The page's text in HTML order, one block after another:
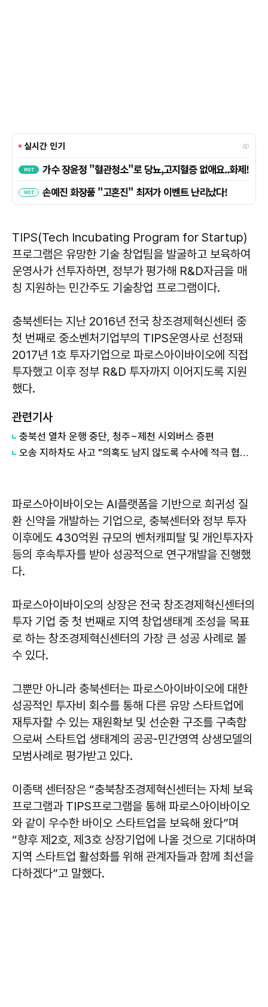
TIPS(Tech Incubating Program for Startup)
프로그램은 유망한 기술 창업팀을 발굴하고 보육하여
운영사가 선투자하면, 정부가 평가해 R&D자금을 매
칭 지원하는 민간주도 기술창업 프로그램이다.
충북센터는 지난 2016년 전국 창조경제혁신센터 중
첫 번째로 중소벤처기업부의 TIPS운영사로 선정돼
2017년 1호 투자기업으로 파로스아이바이오에 직접
투자했고 이후 정부 R&D 투자까지 이어지도록 지원
했다.
관련기사
충북선 열차 운행 중단, 청주~제천 시외버스 증편
오송 지하차도 사고 "의혹도 남지 않도록 수사에 적극 협조하라"
파로스아이바이오는 AI플랫폼을 기반으로 희귀성 질
환 신약을 개발하는 기업으로, 충북센터와 정부 투자
이후에도 430억원 규모의 벤처캐피탈 및 개인투자자
등의 후속투자를 받아 성공적으로 연구개발을 진행했
다.
파로스아이바이오의 상장은 전국 창조경제혁신센터의
투자 기업 중 첫 번째로 지역 창업생태계 조성을 목표
로 하는 창조경제혁신센터의 가장 큰 성공 사례로 볼
수 있다.
그뿐만 아니라 충북센터는 파로스아이바이오에 대한
성공적인 투자비 회수를 통해 다른 유망 스타트업에
재투자할 수 있는 재원확보 및 선순환 구조를 구축함
으로써 스타트업 생태계의 공공-민간영역 상생모델의
모범사례로 평가받고 있다.
이종택 센터장은 “충북창조경제혁신센터는 자체 보육
프로그램과 TIPS프로그램을 통해 파로스아이바이오
와 같이 우수한 바이오 스타트업을 보육해 왔다”며
“향후 제2호, 제3호 상장기업에 나올 것으로 기대하며
지역 스타트업 활성화를 위해 관계자들과 함께 최선을
다하겠다”고 말했다.